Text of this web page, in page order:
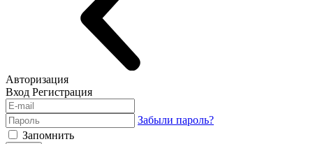
Авторизация
Вход Регистрация
Забыли пароль?
Запомнить